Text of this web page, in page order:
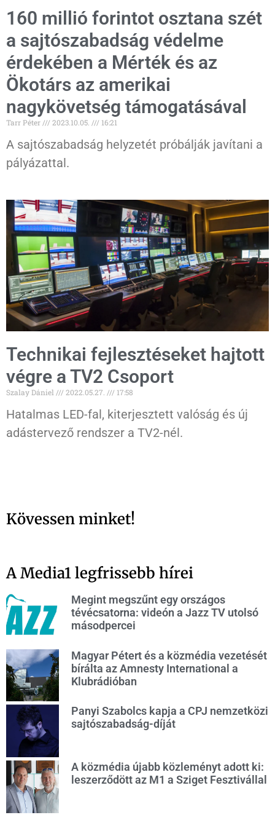
160 millió forintot osztana szét
a sajtószabadság védelme
érdekében a Mérték és az
Ökotárs az amerikai
nagykövetség támogatásával
Tarr Péter 2023.10.05. 16:21
A sajtószabadság helyzetét próbálják javítani a
pályázattal.
Technikai fejlesztéseket hajtott
végre a TV2 Csoport
Szalay Dániel 2022.05.27. 17:58
Hatalmas LED-fal, kiterjesztett valóság és új
adástervező rendszer a TV2-nél.
Kövessen minket!
A Media1 legfrissebb hírei
Megint megszűnt egy országos
tévécsatorna: videón a Jazz TV utolsó
másodpercei
Magyar Pétert és a közmédia vezetését
bírálta az Amnesty International a
Klubrádióban
Panyi Szabolcs kapja a CPJ nemzetközi
sajtószabadság-díját
A közmédia újabb közleményt adott ki:
leszerződött az M1 a Sziget Fesztivállal